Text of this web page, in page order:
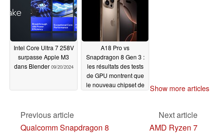
Intel Core Ultra 7 258V
surpasse Apple M3
dans Blender 09/20/2024
A18 Pro vs
Snapdragon 8 Gen 3 :
les résultats des tests
de GPU montrent que
le nouveau chipset de
Show more articles
Previous article
Qualcomm Snapdragon 8
Next article
AMD Ryzen 7